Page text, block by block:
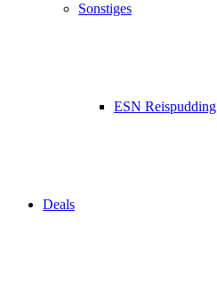
Sonstiges
ESN Reispudding
Deals